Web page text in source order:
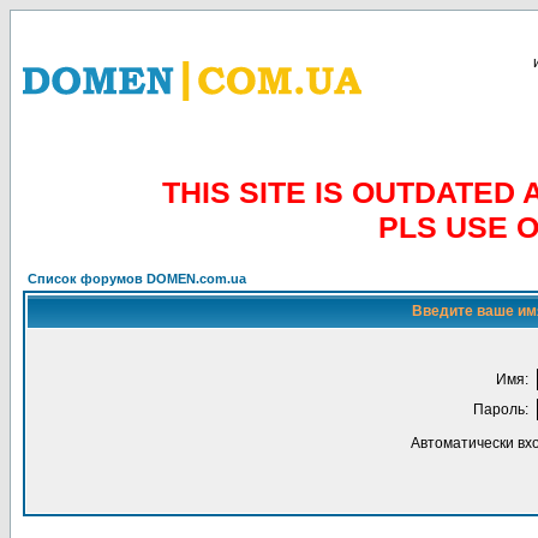
THIS SITE IS OUTDATED
PLS USE
Список форумов DOMEN.com.ua
Введите ваше
Имя:
Пароль:
Автоматически